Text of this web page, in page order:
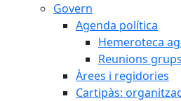
Govern
Agenda política
Hemeroteca
Reunions
Àrees i regidories
Cartipàs: